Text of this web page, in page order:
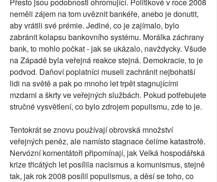
Přesto jsou podobnosti ohromující. Politikové v roce 2008
neměli zájem na tom uvěznit bankéře, anebo je donutit,
aby vrátili své prémie. Jediné, co je zajímalo, bylo
zabránit kolapsu bankovního systému. Morálka záchrany
bank, to mohlo počkat - jak se ukázalo, navždycky. Všude
na Západě byla veřejná reakce stejná. Demokracie, to je
podvod. Daňoví poplatníci museli zachránit nejbohatší
lidi na světě a pak po mnoho let trpět stagnujícími
mzdami a škrty ve veřejných službách. Pokud potřebujete
stručné vysvětlení, co bylo zdrojem populismu, zde to je.
Tentokrát se znovu používají obrovská množství
veřejných peněz, ale namísto stagnace čelíme katastrofě.
Nervózní komentátoři připomínají, jak Velká hospodářská
krize třicátých let posílila nacismus a komunismus, stejně
tak, jak rok 2008 posílil populismus, a děsí se toho, co